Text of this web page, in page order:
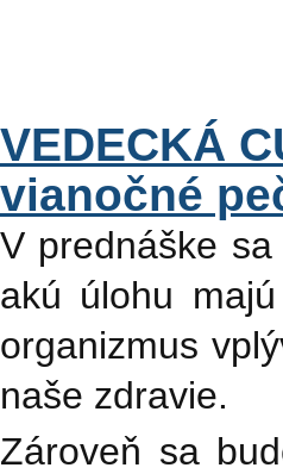
VEDECKÁ
vianočné
V prednáške
akú úlohu
organizmus
naše zdravie.
Zároveň sa